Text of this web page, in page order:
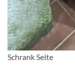
Schrank Seite